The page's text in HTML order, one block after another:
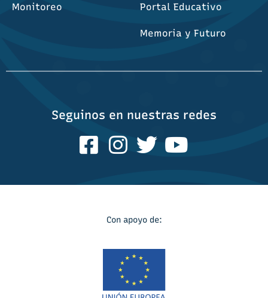
Monitoreo Portal Educativo
Memoria y Futuro
Seguinos en nuestras redes
Con apoyo de: